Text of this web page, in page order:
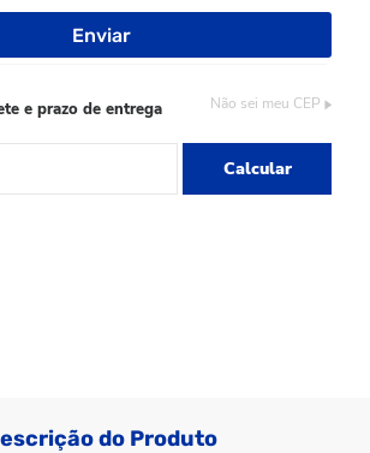
e prazo de entrega Não sei meu CEP
Calcular
do Produto